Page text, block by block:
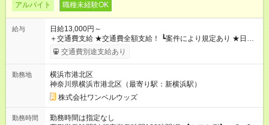
アルバイト 職種未経験OK
給与
日給13,000円～
＋交通費支給 ★交通費全額支給！ ┗案件により規定あり ★日払
いOK！（規定あり） ┗働いたその日に現金GET♪ お仕事後はコ
ンビニATMから 日払い分を引き落とせます！ 【試用期間】試
交通費別途支給あり
勤務地
横浜市港北区
神奈川県横浜市港北区（最寄り駅：新横浜駅）
株式会社ワンベルウッズ
勤務時間
勤務時間は指定なし